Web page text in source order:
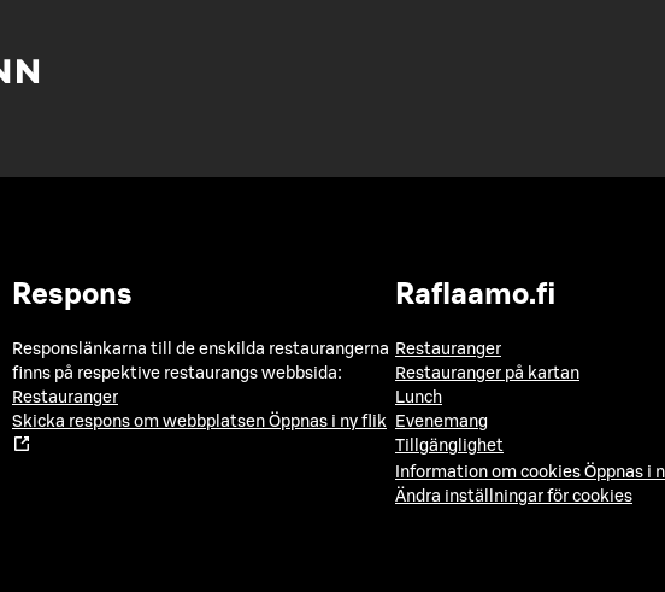
Respons
Responslänkarna till de enskilda restaurangerna
finns på respektive restaurangs webbsida:
Restauranger
Skicka respons om webbplatsen Öppnas i ny flik
Raflaamo.fi
Restauranger
Restauranger på kartan
Lunch
Evenemang
Tillgänglighet
Information om cookies Öppnas i
Ändra inställningar för cookies